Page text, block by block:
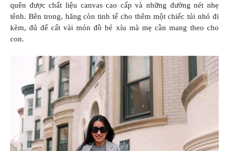
quên được chất liệu canvas cao cấp và những đường nét nhẹ
tênh. Bên trong, hãng còn tinh tế cho thêm một chiếc túi nhỏ đi
kèm, đủ để cất vài món đồ bé xíu mà mẹ cần mang theo cho
con.